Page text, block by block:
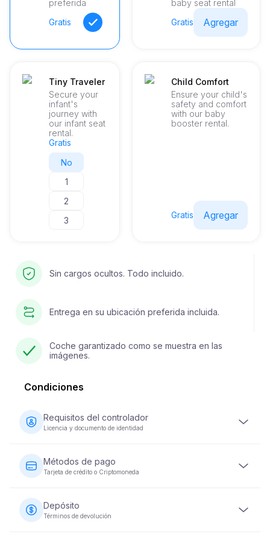
preferida
Gratis
baby seat rental
Gratis
Agregar
Tiny Traveler
Secure your
infant's
journey with
our infant seat
rental.
Gratis
No
1
2
3
Child Comfort
Ensure your child's
safety and comfort
with our baby
booster rental.
Gratis Agregar
Sin cargos ocultos. Todo incluido.
Entrega en su ubicación preferida incluida.
Coche garantizado como se muestra en las
imágenes.
Condiciones
Requisitos del controlador
Licencia y documento de identidad
licencia de conducir válida. También se requiere un
documento de identidad (pasaporte o ID nacional).
Algunos vehículos pueden requerir que el conductor
Métodos de pago
Tarjeta de crédito o Criptomoneda
con tarjeta de crédito o criptomoneda. Se requiere el
pago completo en el momento de la reserva para
asegurar su reservación.
Depósito
Términos de devolución